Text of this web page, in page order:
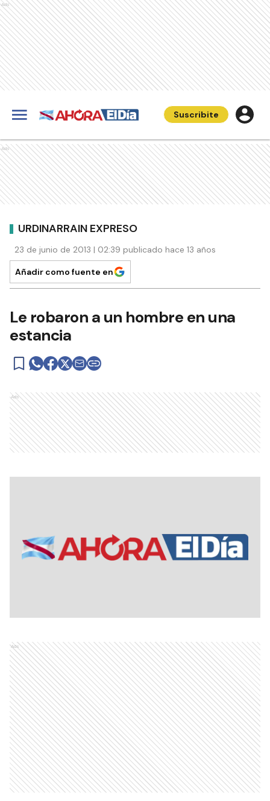
Ads
Suscribite
Ads
URDINARRAIN EXPRESO
23 de junio de 2013 | 02:39 publicado hace 13 años
Añadir como fuente en
Le robaron a un hombre en una
estancia
Ads
Ads